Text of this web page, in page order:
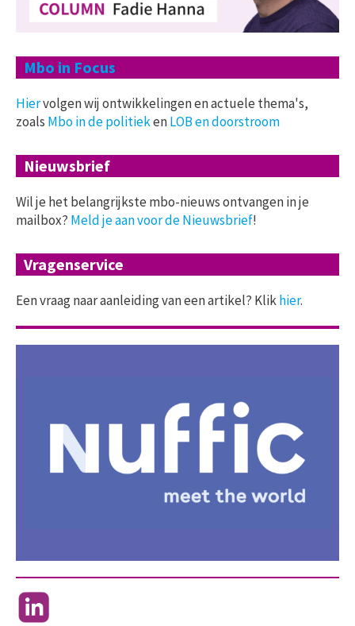
Mbo in Focus
Hiervolgen wij ontwikkelingen en actuele thema's,
zoals Mbo in de politiekenLOB en doorstroom
Nieuwsbrief
Wil je het belangrijkste mbo-nieuws ontvangen in je
mailbox? Meld je aan voor de Nieuwsbrief!
Vragenservice
Een vraag naar aanleiding van een artikel? Klikhier.